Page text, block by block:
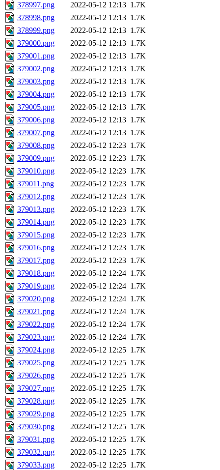
378997.png
2022-05-12 12:13 1.7K
378998.png
2022-05-12 12:13 1.7K
378999.png
2022-05-12 12:13 1.7K
379000.png
2022-05-12 12:13 1.7K
379001.png
2022-05-12 12:13 1.7K
379002.png
2022-05-12 12:13 1.7K
379003.png
2022-05-12 12:13 1.7K
379004.png
2022-05-12 12:13 1.7K
379005.png
2022-05-12 12:13 1.7K
379006.png
2022-05-12 12:13 1.7K
379007.png
2022-05-12 12:13 1.7K
379008.png
2022-05-12 12:23 1.7K
379009.png
2022-05-12 12:23 1.7K
379010.png
2022-05-12 12:23 1.7K
379011.png
2022-05-12 12:23 1.7K
379012.png
2022-05-12 12:23 1.7K
379013.png
2022-05-12 12:23 1.7K
379014.png
2022-05-12 12:23 1.7K
379015.png
2022-05-12 12:23 1.7K
379016.png
2022-05-12 12:23 1.7K
379017.png
2022-05-12 12:23 1.7K
379018.png
2022-05-12 12:24 1.7K
379019.png
2022-05-12 12:24 1.7K
379020.png
2022-05-12 12:24 1.7K
379021.png
2022-05-12 12:24 1.7K
379022.png
2022-05-12 12:24 1.7K
379023.png
2022-05-12 12:24 1.7K
379024.png
2022-05-12 12:25 1.7K
379025.png
2022-05-12 12:25 1.7K
379026.png
2022-05-12 12:25 1.7K
379027.png
2022-05-12 12:25 1.7K
379028.png
2022-05-12 12:25 1.7K
379029.png
2022-05-12 12:25 1.7K
379030.png
2022-05-12 12:25 1.7K
379031.png
2022-05-12 12:25 1.7K
379032.png
2022-05-12 12:25 1.7K
379033.png
2022-05-12 12:25 1.7K